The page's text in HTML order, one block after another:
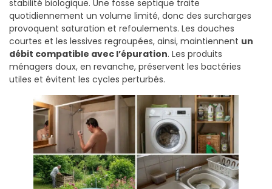
stabilité biologique. Une fosse septique traite
quotidiennement un volume limité, donc des surcharges
provoquent saturation et refoulements. Les douches
courtes et les lessives regroupées, ainsi, maintiennent un
débit compatible avec l’épuration. Les produits
ménagers doux, en revanche, préservent les bactéries
utiles et évitent les cycles perturbés.